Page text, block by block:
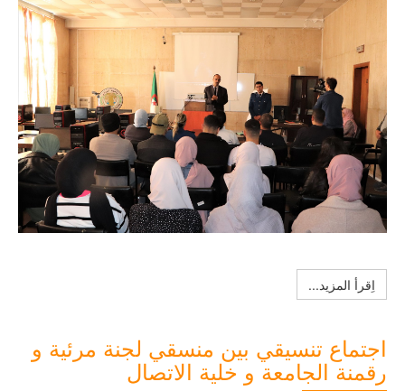
اِقرأ المزيد...
اجتماع تنسيقي بين منسقي لجنة مرئية و
رقمنة الجامعة و خلية الاتصال